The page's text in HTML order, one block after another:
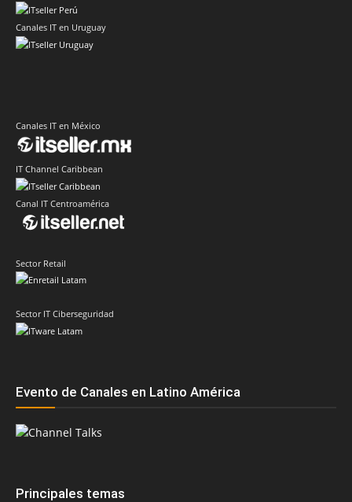
Canales IT en Uruguay
Canales IT en México
IT Channel Caribbean
Canal IT Centroamérica
Sector Retail
Sector IT Ciberseguridad
Evento de Canales en Latino América
Principales temas